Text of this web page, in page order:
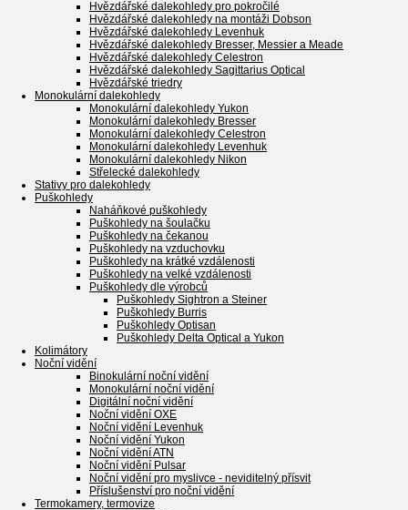
Hvězdářské dalekohledy pro pokročilé
Hvězdářské dalekohledy na montáži Dobson
Hvězdářské dalekohledy Levenhuk
Hvězdářské dalekohledy Bresser, Messier a Meade
Hvězdářské dalekohledy Celestron
Hvězdářské dalekohledy Sagittarius Optical
Hvězdářské triedry
Monokulární dalekohledy
Monokulární dalekohledy Yukon
Monokulární dalekohledy Bresser
Monokulární dalekohledy Celestron
Monokulární dalekohledy Levenhuk
Monokulární dalekohledy Nikon
Střelecké dalekohledy
Stativy pro dalekohledy
Puškohledy
Naháňkové puškohledy
Puškohledy na šoulačku
Puškohledy na čekanou
Puškohledy na vzduchovku
Puškohledy na krátké vzdálenosti
Puškohledy na velké vzdálenosti
Puškohledy dle výrobců
Puškohledy Sightron a Steiner
Puškohledy Burris
Puškohledy Optisan
Puškohledy Delta Optical a Yukon
Kolimátory
Noční vidění
Binokulární noční vidění
Monokulární noční vidění
Digitální noční vidění
Noční vidění OXE
Noční vidění Levenhuk
Noční vidění Yukon
Noční vidění ATN
Noční vidění Pulsar
Noční vidění pro myslivce - neviditelný přísvit
Příslušenství pro noční vidění
Termokamery, termovize